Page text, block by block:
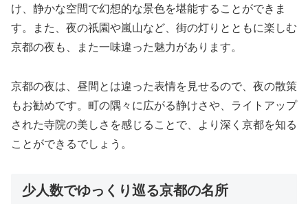
け、静かな空間で幻想的な景色を堪能することができま
す。また、夜の祇園や嵐山など、街の灯りとともに楽しむ
京都の夜も、また一味違った魅力があります。
京都の夜は、昼間とは違った表情を見せるので、夜の散策
もお勧めです。町の隅々に広がる静けさや、ライトアップ
された寺院の美しさを感じることで、より深く京都を知る
ことができるでしょう。
少人数でゆっくり巡る京都の名所